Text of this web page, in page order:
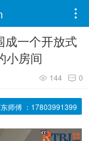

成一个开放式
小房间
 0
 144
师傅 ：17803991399